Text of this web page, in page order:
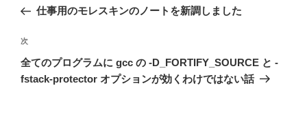
ナ
ビ
ゲ
ー
の
稿
仕事用のモレスキンのノートを新調しました
次
の
投
次
全てのプログラムに gcc の -D_FORTIFY_SOURCE と -
fstack-protector オプションが効くわけではない話